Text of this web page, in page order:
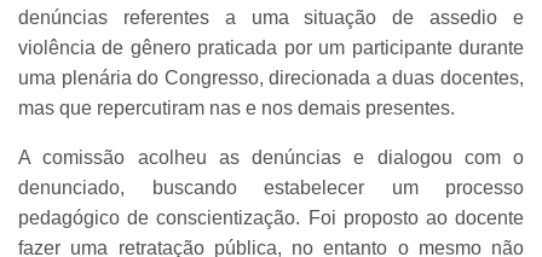
denúncias referentes a uma situação de assedio e
violência de gênero praticada por um participante durante
uma plenária do Congresso, direcionada a duas docentes,
mas que repercutiram nas e nos demais presentes.
A comissão acolheu as denúncias e dialogou com o
denunciado, buscando estabelecer um processo
pedagógico de conscientização. Foi proposto ao docente
fazer uma retratação pública, no entanto o mesmo não